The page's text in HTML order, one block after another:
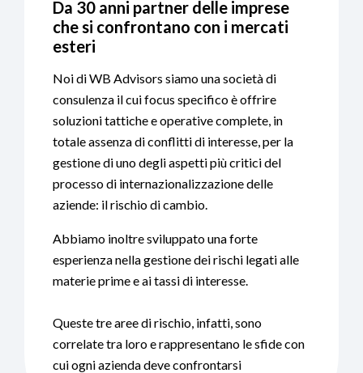
Da 30 anni partner delle imprese
che si confrontano con i mercati
esteri
Noi di WB Advisors siamo una società di
consulenza il cui focus specifico è offrire
soluzioni tattiche e operative complete, in
totale assenza di conflitti di interesse, per la
gestione di uno degli aspetti più critici del
processo di internazionalizzazione delle
aziende: il rischio di cambio.
Abbiamo inoltre sviluppato una forte
esperienza nella gestione dei rischi legati alle
materie prime e ai tassi di interesse.
Queste tre aree di rischio, infatti, sono
correlate tra loro e rappresentano le sfide con
cui ogni azienda deve confrontarsi